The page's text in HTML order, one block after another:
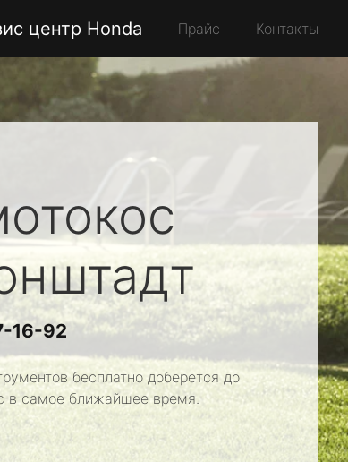
центр Honda Прайс Контакты
16-92
бесплатно доберется до
в самое ближайшее время.